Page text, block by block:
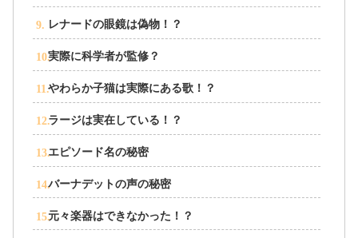
レナードの眼鏡は偽物！？
実際に科学者が監修？
やわらか子猫は実際にある歌！？
ラージは実在している！？
エピソード名の秘密
バーナデットの声の秘密
元々楽器はできなかった！？